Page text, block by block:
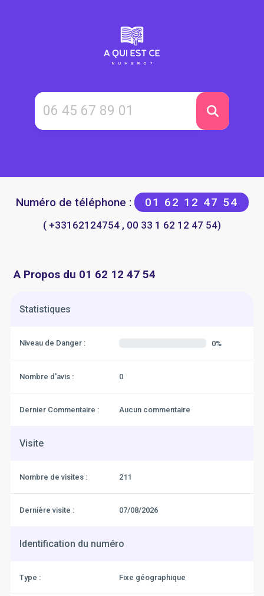
Numéro de téléphone : 01 62 12 47 54
( +33162124754 , 00 33 1 62 12 47 54)
A Propos du 01 62 12 47 54
Statistiques
Niveau de Danger : 0%
Nombre d'avis : 0
Dernier Commentaire : Aucun commentaire
Visite
Nombre de visites : 211
Dernière visite : 07/08/2026
Identification du numéro
Type : Fixe géographique